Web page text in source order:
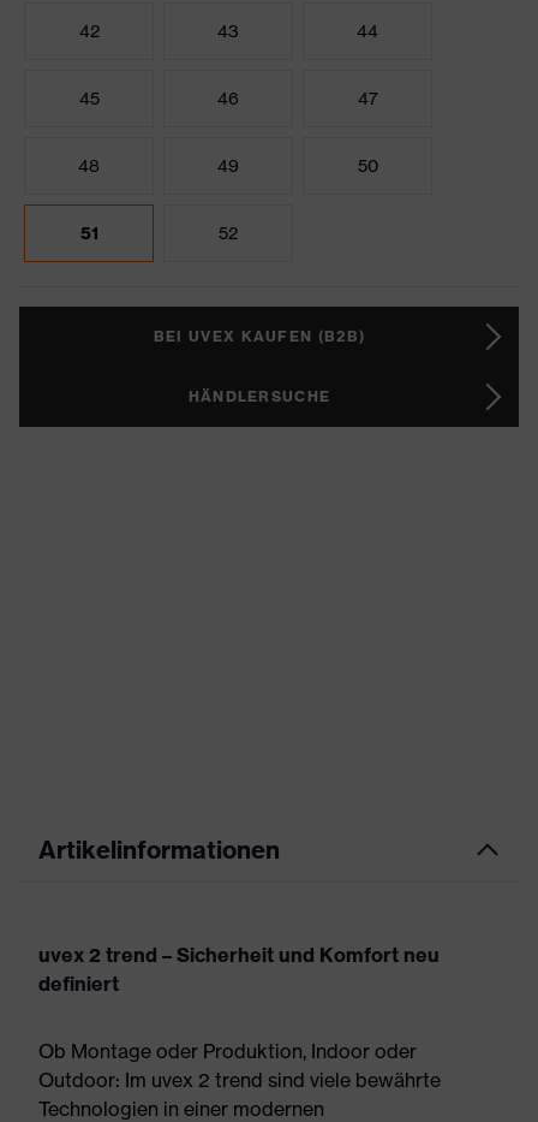
42 43 44
45 46 47
48 49 50
51 52
BEI UVEX KAUFEN (B2B)
HÄNDLERSUCHE
Artikelinformationen
uvex 2 trend – Sicherheit und Komfort neu
definiert
Ob Montage oder Produktion, Indoor oder
Outdoor: Im uvex 2 trend sind viele bewährte
Technologien in einer modernen